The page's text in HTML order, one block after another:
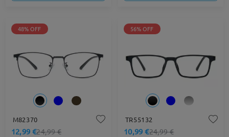
48% OFF
M82370
12,99 €24,99 €
56% OFF
TR55132
10,99 €24,99 €